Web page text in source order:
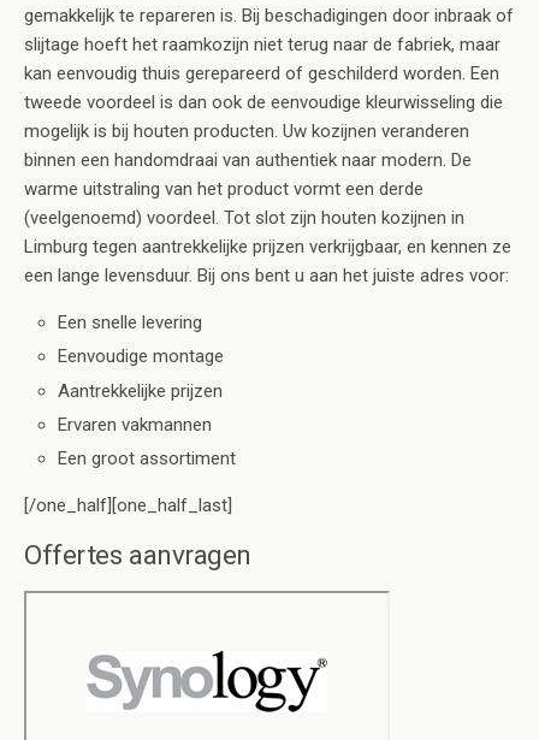
gemakkelijk te repareren is. Bij beschadigingen door inbraak of
slijtage hoeft het raamkozijn niet terug naar de fabriek, maar
kan eenvoudig thuis gerepareerd of geschilderd worden. Een
tweede voordeel is dan ook de eenvoudige kleurwisseling die
mogelijk is bij houten producten. Uw kozijnen veranderen
binnen een handomdraai van authentiek naar modern. De
warme uitstraling van het product vormt een derde
(veelgenoemd) voordeel. Tot slot zijn houten kozijnen in
Limburg tegen aantrekkelijke prijzen verkrijgbaar, en kennen ze
een lange levensduur. Bij ons bent u aan het juiste adres voor:
Een snelle levering
Eenvoudige montage
Aantrekkelijke prijzen
Ervaren vakmannen
Een groot assortiment
[/one_half][one_half_last]
Offertes aanvragen